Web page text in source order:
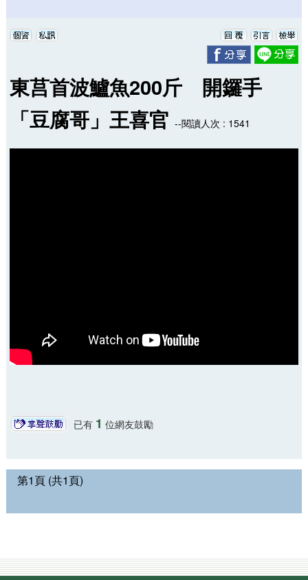
東莒首波鱸魚200斤 開鑼手
「豆腐哥」王喜官 --閱讀人次 : 1541
已有 1 位網友鼓勵
第1頁 (共1頁)